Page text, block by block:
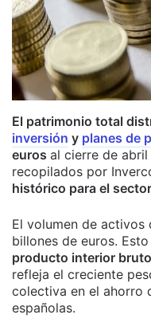
El patrimonio total
inversión y planes de
euros al cierre de
recopilados por
histórico para el
El volumen de activos
billones de euros. Esto
producto interior
refleja el creciente
colectiva en el ahorro
españolas.